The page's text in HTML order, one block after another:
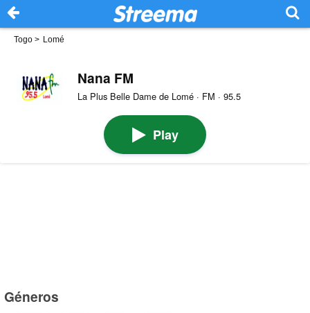
Togo > Lomé
Nana FM
La Plus Belle Dame de Lomé · FM · 95.5
Play
Géneros